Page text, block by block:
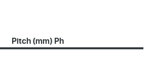
Pitch (mm) Ph